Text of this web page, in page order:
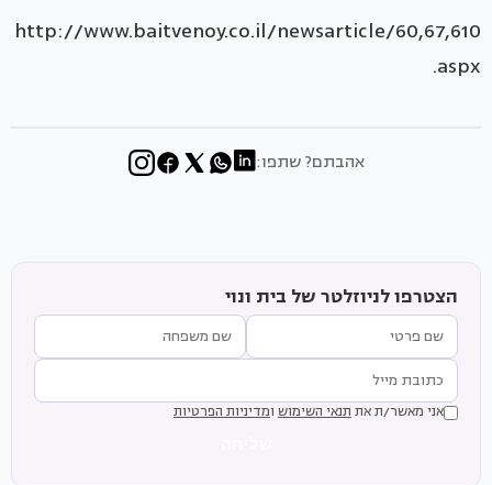
http://www.baitvenoy.co.il/newsarticle/60,67,610
.aspx
אהבתם? שתפו:
הצטרפו לניוזלטר של בית ונוי
אני מאשר/ת את תנאי השימוש ומדיניות הפרטיות